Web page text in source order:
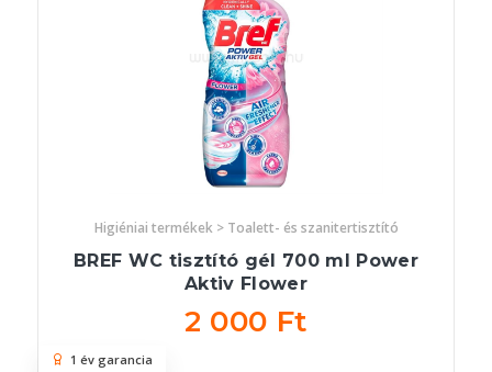
Higiéniai termékek > Toalett- és szanitertisztító
BREF WC tisztító gél 700 ml Power
Aktiv Flower
2 000 Ft
1 év garancia